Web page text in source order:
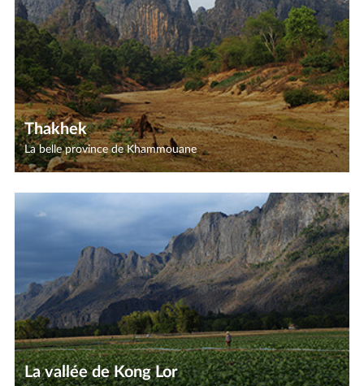
Thakhek
La belle province de Khammouane
La vallée de Kong Lor